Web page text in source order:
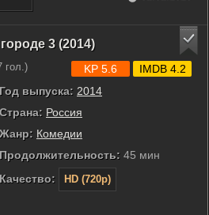
на ...
3 (2014)
гол.)
Год выпуска: 2014
Страна: Россия
Жанр: Комедии
Продолжительность: 45 мин
Качество:
HD (720p)
KP 5.6 IMDB 4.2